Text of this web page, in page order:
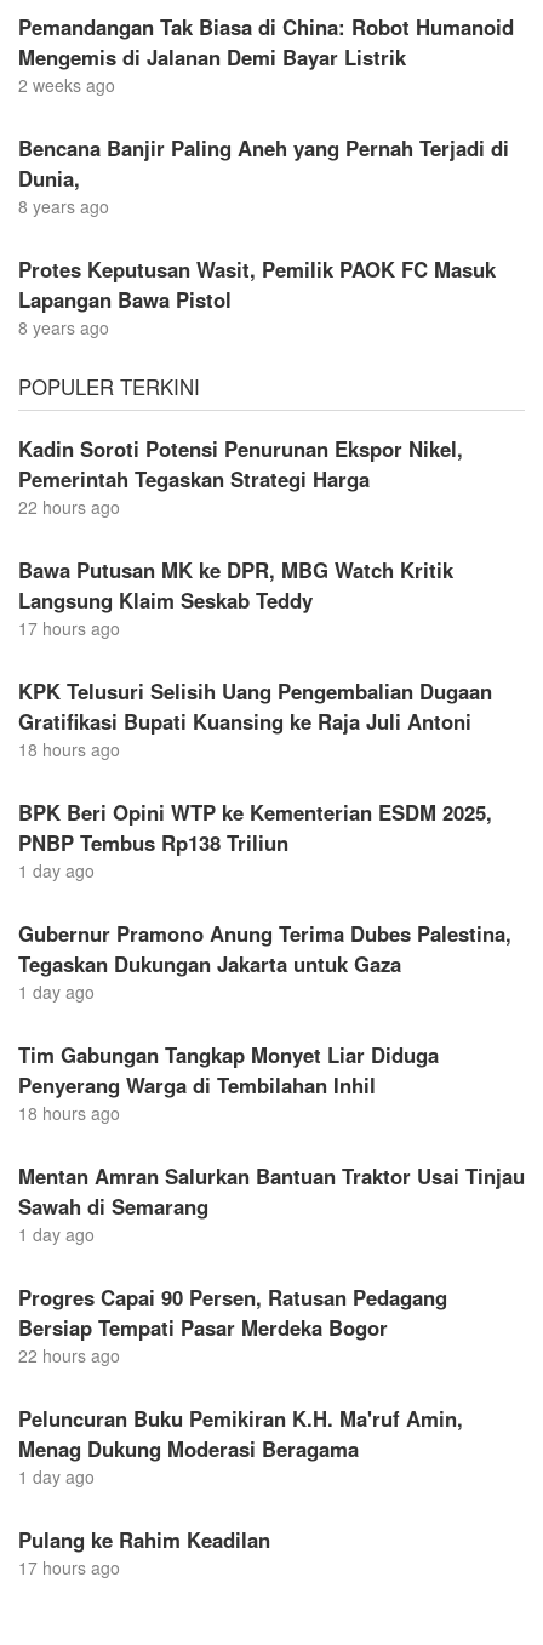
Pemandangan Tak Biasa di China: Robot Humanoid
Mengemis di Jalanan Demi Bayar Listrik
2 weeks ago
Bencana Banjir Paling Aneh yang Pernah Terjadi di
Dunia,
8 years ago
Protes Keputusan Wasit, Pemilik PAOK FC Masuk
Lapangan Bawa Pistol
8 years ago
POPULER TERKINI
Kadin Soroti Potensi Penurunan Ekspor Nikel,
Pemerintah Tegaskan Strategi Harga
22 hours ago
Bawa Putusan MK ke DPR, MBG Watch Kritik
Langsung Klaim Seskab Teddy
17 hours ago
KPK Telusuri Selisih Uang Pengembalian Dugaan
Gratifikasi Bupati Kuansing ke Raja Juli Antoni
18 hours ago
BPK Beri Opini WTP ke Kementerian ESDM 2025,
PNBP Tembus Rp138 Triliun
1 day ago
Gubernur Pramono Anung Terima Dubes Palestina,
Tegaskan Dukungan Jakarta untuk Gaza
1 day ago
Tim Gabungan Tangkap Monyet Liar Diduga
Penyerang Warga di Tembilahan Inhil
18 hours ago
Mentan Amran Salurkan Bantuan Traktor Usai Tinjau
Sawah di Semarang
1 day ago
Progres Capai 90 Persen, Ratusan Pedagang
Bersiap Tempati Pasar Merdeka Bogor
22 hours ago
Peluncuran Buku Pemikiran K.H. Ma'ruf Amin,
Menag Dukung Moderasi Beragama
1 day ago
Pulang ke Rahim Keadilan
17 hours ago